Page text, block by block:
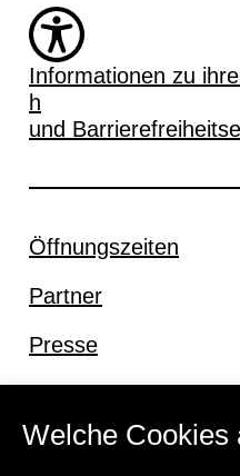
Welche Cookies
Informationen zu
h
und
Öffnungszeiten
Partner
Presse